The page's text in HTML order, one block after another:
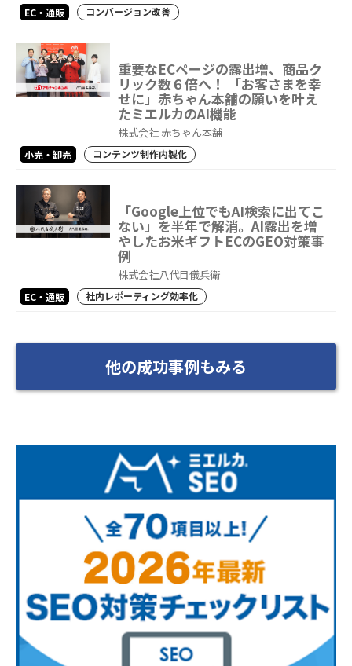
EC・通販 コンバージョン改善
重要なECページの露出増、商品ク
リック数６倍へ！ 「お客さまを幸
せに」赤ちゃん本舗の願いを叶え
たミエルカのAI機能
株式会社 赤ちゃん本舗
小売・卸売 コンテンツ制作内製化
「Google上位でもAI検索に出てこ
ない」を半年で解消。AI露出を増
やしたお米ギフトECのGEO対策事
例
株式会社八代目儀兵衛
EC・通販 社内レポーティング効率化
他の成功事例もみる